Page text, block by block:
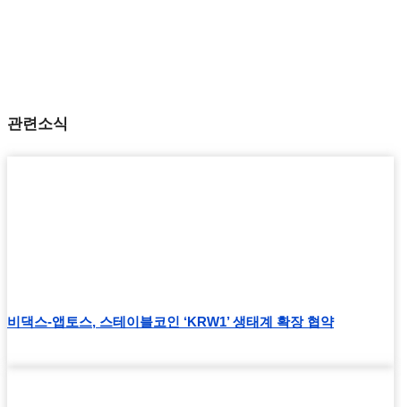
관련소식
비댁스-앱토스, 스테이블코인 ‘KRW1’ 생태계 확장 협약